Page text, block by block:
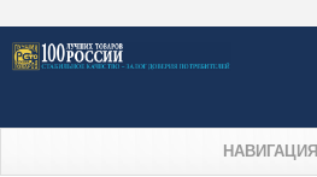
НАВИГАЦИЯ